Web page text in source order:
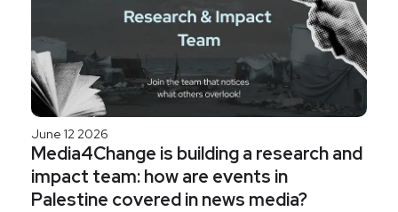
June 12 2026
Media4Change is building a research and
impact team: how are events in
Palestine covered in news media?